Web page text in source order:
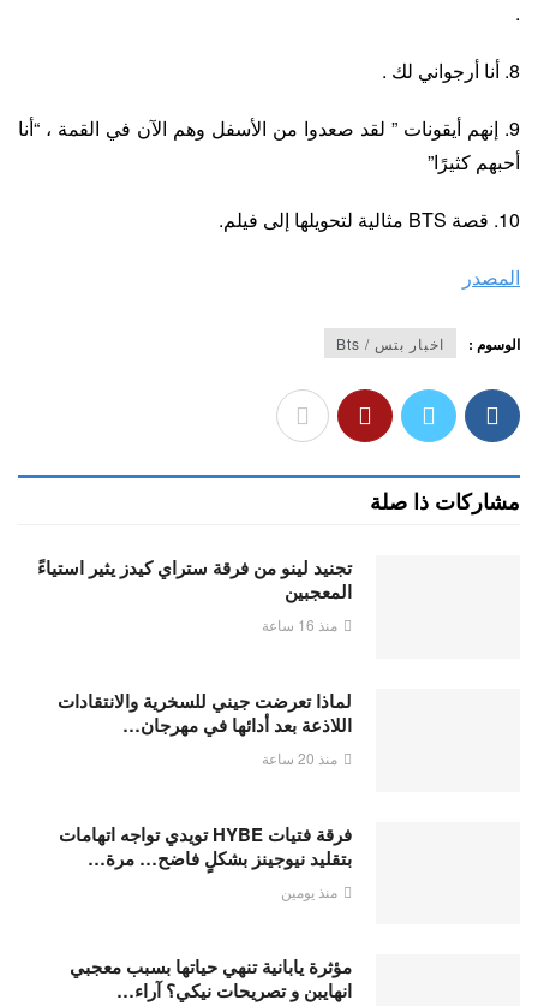
.
8. أنا أرجواني لك .
9. إنهم أيقونات ” لقد صعدوا من الأسفل وهم الآن في القمة ، “أنا
أحبهم كثيرًا”
10. قصة BTS مثالية لتحويلها إلى فيلم.
المصدر
الوسوم : اخبار بتس / Bts
مشاركات ذا صلة
تجنيد لينو من فرقة ستراي كيدز يثير استياءً
المعجبين
منذ 16 ساعة
لماذا تعرضت جيني للسخرية والانتقادات
اللاذعة بعد أدائها في مهرجان…
منذ 20 ساعة
فرقة فتيات HYBE تويدي تواجه اتهامات
بتقليد نيوجينز بشكلٍ فاضح… مرة…
منذ يومين
مؤثرة يابانية تنهي حياتها بسبب معجبي
انهايبن و تصريحات نيكي؟ آراء…